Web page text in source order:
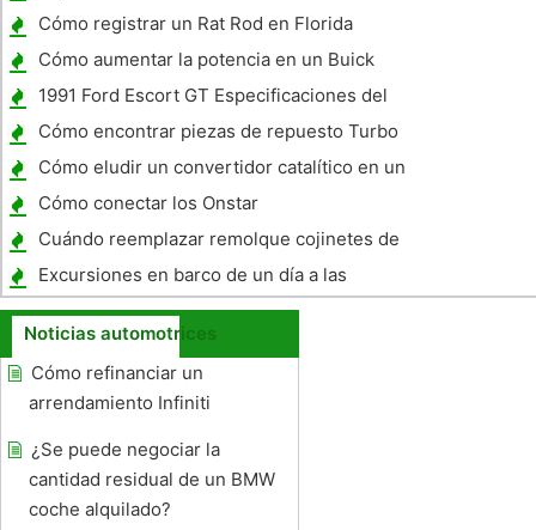
Massachusetts
Cómo registrar un Rat Rod en Florida
Cómo aumentar la potencia en un Buick
LaCrosse Super
1991 Ford Escort GT Especificaciones del
aceite
Cómo encontrar piezas de repuesto Turbo
Cómo eludir un convertidor catalítico en un
Audi A4
Cómo conectar los Onstar
Cuándo reemplazar remolque cojinetes de
las ruedas
Excursiones en barco de un día a las
Bahamas de la Florida
Noticias automotrices
Cómo refinanciar un
arrendamiento Infiniti
¿Se puede negociar la
cantidad residual de un BMW
coche alquilado?